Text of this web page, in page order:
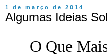
1 de março de 2014
Algumas Ideias
O Que